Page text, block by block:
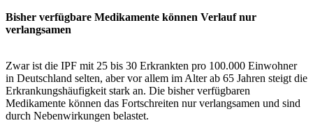
Bisher verfügbare Medikamente können Verlauf nur
verlangsamen
Zwar ist die IPF mit 25 bis 30 Erkrankten pro 100.000 Einwohner
in Deutschland selten, aber vor allem im Alter ab 65 Jahren steigt die
Erkrankungshäufigkeit stark an. Die bisher verfügbaren
Medikamente können das Fortschreiten nur verlangsamen und sind
durch Nebenwirkungen belastet.